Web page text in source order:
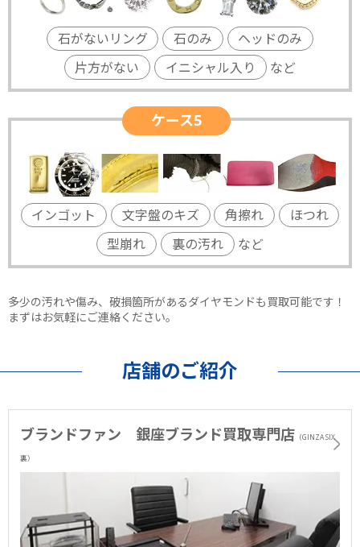
石がないリング 石のみ
ヘッドのみ
片方がない
イニシャル入り など
ケース5
インゴット 文字盤のキズ 角擦れ
ほつれ
型崩れ
裏の汚れ など
多少の汚れや傷み、破損箇所があるダイヤモンドも買取可能です！
まずはお気軽にご連絡ください。
店舗のご紹介
ブランドファン 銀座ブランド買取専門店 （GINZA SIX
裏）